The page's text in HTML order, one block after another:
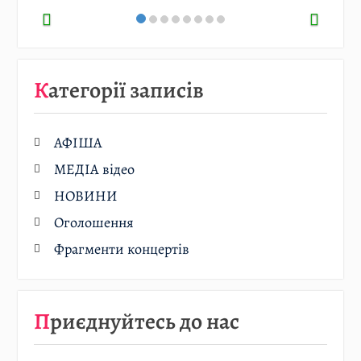
Категорії записів
АФІША
МЕДІА відео
НОВИНИ
Оголошення
Фрагменти концертів
Приєднуйтесь до нас